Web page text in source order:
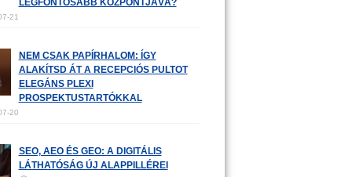
LEGFONTOSABB KÖZPONTJÁVÁ?
21
NEM CSAK PAPÍRHALOM: ÍGY
ALAKÍTSD ÁT A RECEPCIÓS PULTOT
ELEGÁNS PLEXI
PROSPEKTUSTARTÓKKAL
20
SEO, AEO ÉS GEO: A DIGITÁLIS
LÁTHATÓSÁG ÚJ ALAPPILLÉREI